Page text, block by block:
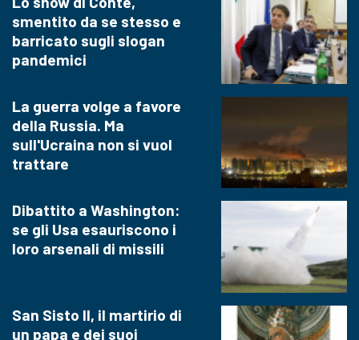
smentito da se stesso e
barricato sugli slogan
pandemici
La guerra volge a favore
della Russia. Ma
sull'Ucraina non si vuol
trattare
Dibattito a Washington:
se gli Usa esauriscono i
loro arsenali di missili
San Sisto II, il martirio di
un papa e dei suoi